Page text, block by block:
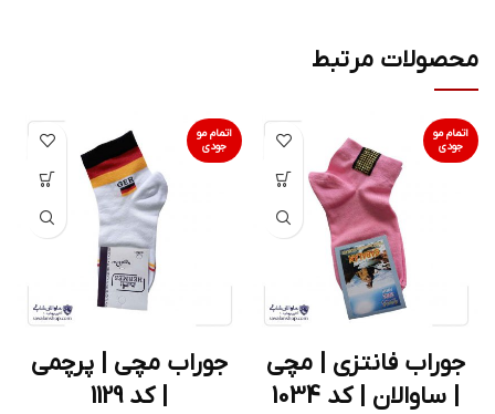
محصولات مرتبط
اتمام مو
جودی
جوراب فانتزی | مچی
| ساوالان | کد 1034
اتمام مو
جودی
جوراب مچی | پرچمی
| کد 1129